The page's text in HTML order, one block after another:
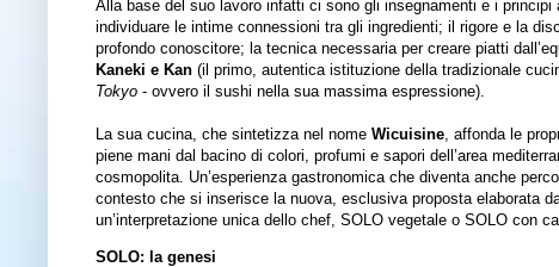
Alla base del suo lavoro infatti ci sono gli insegnamenti e i
individuare le intime connessioni tra gli ingredienti; il rigore e la
profondo conoscitore; la tecnica necessaria per creare piatti
Kaneki e Kan (il primo, autentica istituzione della tradizionale
Tokyo - ovvero il sushi nella sua massima espressione).
La sua cucina, che sintetizza nel nome Wicuisine , affonda le
piene mani dal bacino di colori, profumi e sapori dell’area
cosmopolita. Un’esperienza gastronomica che diventa anche
contesto che si inserisce la nuova, esclusiva proposta elaborata
un’interpretazione unica dello chef, SOLO vegetale o SOLO con
SOLO: la genesi